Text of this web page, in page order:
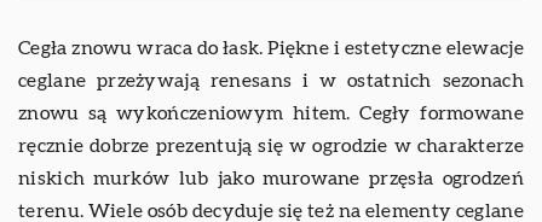
Cegła znowu wraca do łask. Piękne i estetyczne elewacje
ceglane przeżywają renesans i w ostatnich sezonach
znowu są wykończeniowym hitem. Cegły formowane
ręcznie dobrze prezentują się w ogrodzie w charakterze
niskich murków lub jako murowane przęsła ogrodzeń
terenu. Wiele osób decyduje się też na elementy ceglane